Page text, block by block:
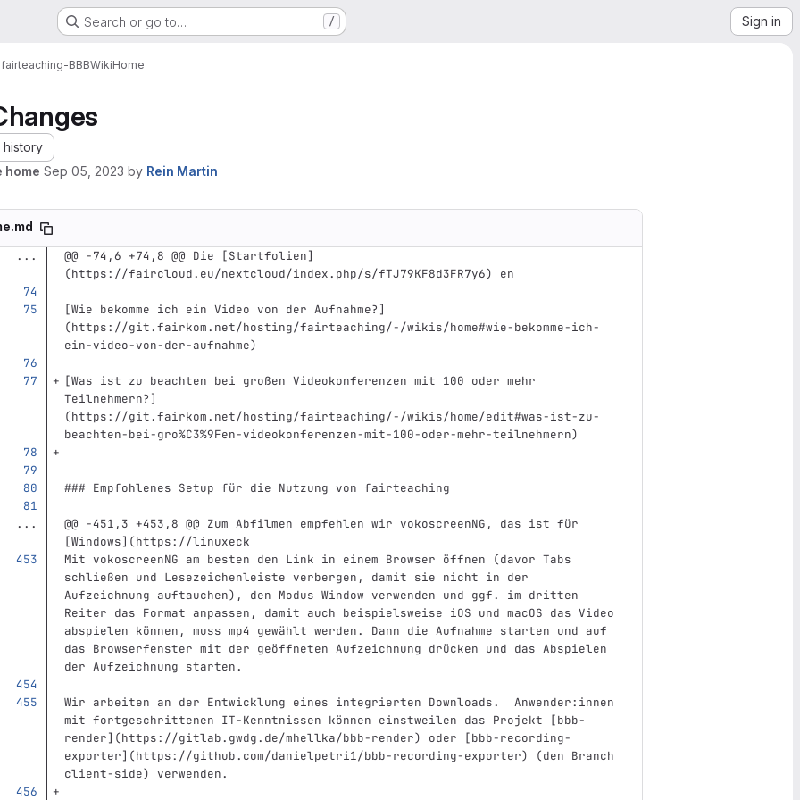
Search or go to… / Sign in
fairteaching-BBBWikiHome
history
home Sep 05, 2023 by Rein Martin
...
@@ -74,6 +74,8 @@ Die [Startfolien]
(https://faircloud.eu/nextcloud/index.php/s/fTJ79KF8d3FR7y6) en
[Wie bekomme ich ein Video von der Aufnahme? ]
(https://git.fairkom.net/hosting/fairteaching/-/wikis/home#wie-bekomme-ich-
ein-video-von-der-aufnahme)
[Was ist zu beachten bei großen Videokonferenzen mit 100 oder mehr
Teilnehmern? ]
(https://git.fairkom.net/hosting/fairteaching/-/wikis/home/edit#was-ist-zu-
beachten-bei-gro%C3%9Fen-videokonferenzen-mit-100-oder-mehr-teilnehmern)
### Empfohlenes Setup für die Nutzung von fairteaching
...
@@ -451,3 +453,8 @@ Zum Abfilmen empfehlen wir vokoscreenNG, das ist für
[Windows](https://linuxeck
Mit vokoscreenNG am besten den Link in einem Browser öffnen (davor Tabs
schließen und Lesezeichenleiste verbergen, damit sie nicht in der
Aufzeichnung auftauchen), den Modus Window verwenden und ggf. im dritten
Reiter das Format anpassen, damit auch beispielsweise iOS und macOS das Video
abspielen können, muss mp4 gewählt werden. Dann die Aufnahme starten und auf
das Browserfenster mit der geöffneten Aufzeichnung drücken und das Abspielen
der Aufzeichnung starten.
Wir arbeiten an der Entwicklung eines integrierten Downloads.  Anwender:innen
mit fortgeschrittenen IT-Kenntnissen können einstweilen das Projekt
[bbb-
render](https://gitlab.gwdg.de/mhellka/bbb-render) oder [bbb-recording-
exporter](https://github.com/danielpetri1/bbb-recording-exporter) (den Branch
client-side) verwenden.